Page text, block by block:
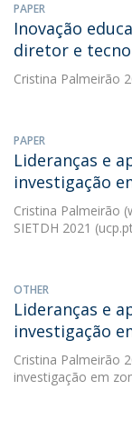
PAPER
Inovação
diretor e
Cristina Palmeirão
PAPER
Lideranças e
investigação
Cristina Palmeirão
SIETDH 2021
OTHER
Lideranças e
investigação
Cristina Palmeirão
investigação em